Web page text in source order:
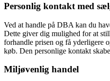
Personlig kontakt med
Ved at handle på DBA kan du
Dette giver dig mulighed for at
forhandle prisen og få yderligere
køb. Den personlige kontakt
Miljøvenlig handel